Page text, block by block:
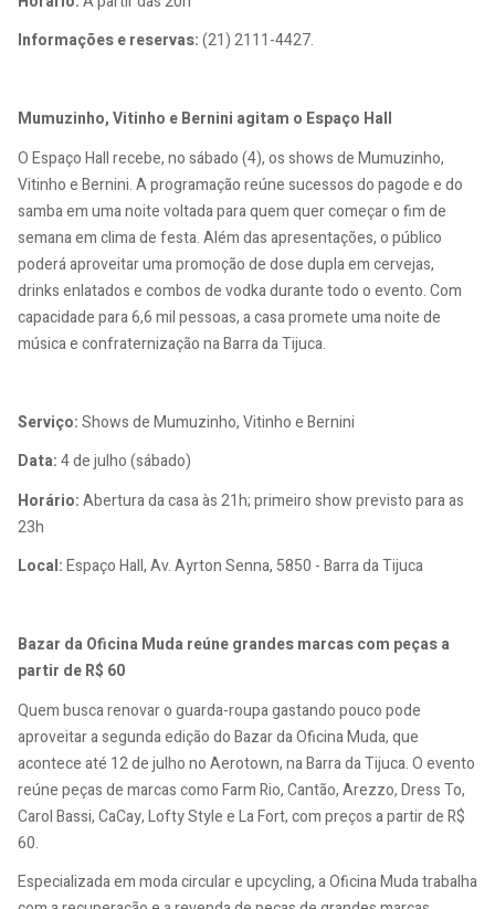
Informações e reservas:(21) 2111-4427.
Mumuzinho, Vitinho e Bernini agitam o Espaço Hall
O Espaço Hall recebe, no sábado (4), os shows de Mumuzinho,
Vitinho e Bernini. A programação reúne sucessos do pagode e do
samba em uma noite voltada para quem quer começar o fim de
semana em clima de festa. Além das apresentações, o público
poderá aproveitar uma promoção de dose dupla em cervejas,
drinks enlatados e combos de vodka durante todo o evento. Com
capacidade para 6,6 mil pessoas, a casa promete uma noite de
música e confraternização na Barra da Tijuca.
Serviço:Shows de Mumuzinho, Vitinho e Bernini
Data:4 de julho (sábado)
Horário:Abertura da casa às 21h; primeiro show previsto para as
23h
Local:Espaço Hall, Av. Ayrton Senna, 5850 - Barra da Tijuca
Bazar da Oficina Muda reúne grandes marcas com peças a
partir de R$ 60
Quem busca renovar o guarda-roupa gastando pouco pode
aproveitar a segunda edição do Bazar da Oficina Muda, que
acontece até 12 de julho no Aerotown, na Barra da Tijuca. O evento
reúne peças de marcas como Farm Rio, Cantão, Arezzo, Dress To,
Carol Bassi, CaCay, Lofty Style e La Fort, com preços a partir de R$
60.
Especializada em moda circular e upcycling, a Oficina Muda trabalha